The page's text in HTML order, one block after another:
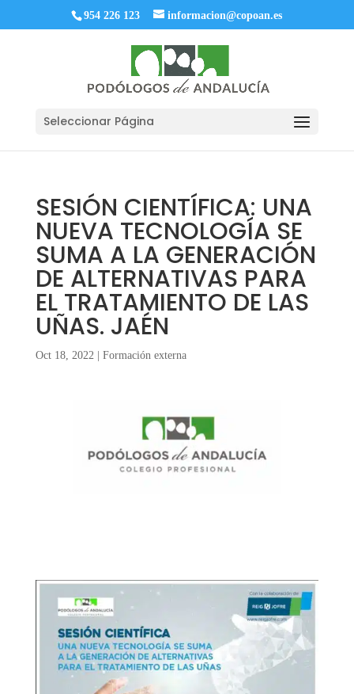
954 226 123 informacion@copoan.es
Seleccionar Página
SESIÓN CIENTÍFICA: UNA
NUEVA TECNOLOGÍA SE
SUMA A LA GENERACIÓN
DE ALTERNATIVAS PARA
EL TRATAMIENTO DE LAS
UÑAS. JAÉN
Oct 18, 2022| Formación externa